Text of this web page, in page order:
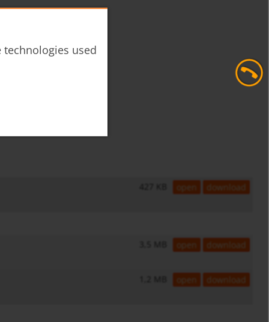
427 KB open download
3,5 MB open download
open download
used